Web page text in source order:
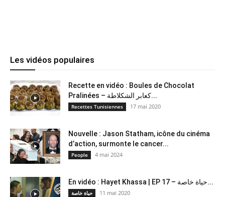
Les vidéos populaires
Recette en vidéo : Boules de Chocolat
Pralinées – كعابر الشكلاطة...
Recettes Tunisiennes 17 mai 2020
Nouvelle : Jason Statham, icône du cinéma
d’action, surmonte le cancer...
People 4 mai 2024
En vidéo : Hayet Khassa | EP 17 – حياة خاصة...
حياة خاصة 11 mai 2020